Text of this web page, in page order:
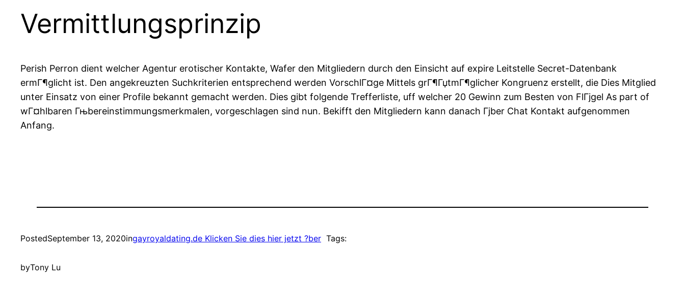
Vermittlungsprinzip
Perish Perron dient welcher Agentur erotischer Kontakte, Wafer den Mitgliedern durch den Einsicht auf expire Leitstelle Secret-Datenbank
ermГ¶glicht ist. Den angekreuzten Suchkriterien entsprechend werden VorschlГ¤ge Mittels grГ¶ГџtmГ¶glicher Kongruenz erstellt, die Dies Mitglied
unter Einsatz von einer Profile bekannt gemacht werden. Dies gibt folgende Trefferliste, uff welcher 20 Gewinn zum Besten von FlГјgel As part of
wГ¤hlbaren Гњbereinstimmungsmerkmalen, vorgeschlagen sind nun. Bekifft den Mitgliedern kann danach Гјber Chat Kontakt aufgenommen
Anfang.
PostedSeptember 13, 2020ingayroyaldating.de Klicken Sie dies hier jetzt ?ber
byTony Lu
Tags: